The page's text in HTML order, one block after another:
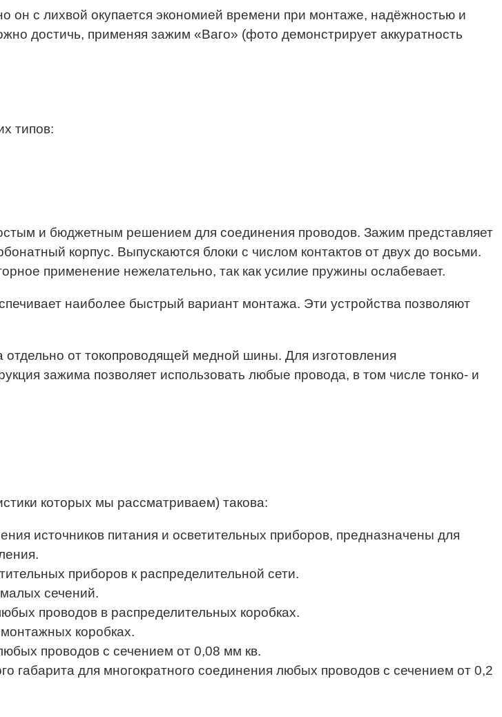
он с лихвой окупается экономией времени при монтаже, надёжностью и
достичь, применяя зажим «Ваго» (фото демонстрирует аккуратность
типов:
и бюджетным решением для соединения проводов. Зажим представляет
корпус. Выпускаются блоки с числом контактов от двух до восьми.
применение нежелательно, так как усилие пружины ослабевает.
наиболее быстрый вариант монтажа. Эти устройства позволяют
от токопроводящей медной шины. Для изготовления
зажима позволяет использовать любые провода, в том числе тонко- и
которых мы рассматриваем) такова:
источников питания и осветительных приборов, предназначены для
приборов к распределительной сети.
сечений.
проводов в распределительных коробках.
коробках.
проводов с сечением от 0,08 мм кв.
габарита для многократного соединения любых проводов с сечением от 0,2